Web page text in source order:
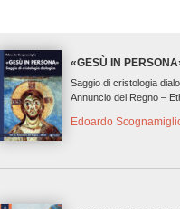
«GESÙ IN
Saggio di cristologia
Annuncio del Regno –
Edoardo